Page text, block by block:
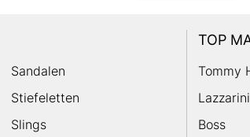
Sandalen
Stiefeletten
Slings
TOP
Tommy
Lazzarini
Boss